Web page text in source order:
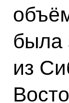
была
из